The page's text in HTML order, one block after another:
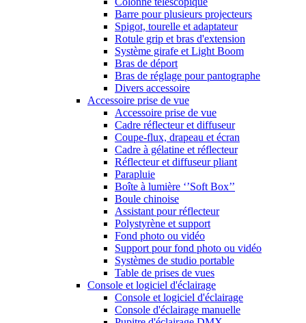
Barre pour plusieurs projecteurs
Spigot, tourelle et adaptateur
Rotule grip et bras d'extension
Système girafe et Light Boom
Bras de déport
Bras de réglage pour pantographe
Divers accessoire
Accessoire prise de vue
Accessoire prise de vue
Cadre réflecteur et diffuseur
Coupe-flux, drapeau et écran
Cadre à gélatine et réflecteur
Réflecteur et diffuseur pliant
Parapluie
Boîte à lumière ‘’Soft Box’’
Boule chinoise
Assistant pour réflecteur
Polystyrène et support
Fond photo ou vidéo
Support pour fond photo ou vidéo
Systèmes de studio portable
Table de prises de vues
Console et logiciel d'éclairage
Console et logiciel d'éclairage
Console d'éclairage manuelle